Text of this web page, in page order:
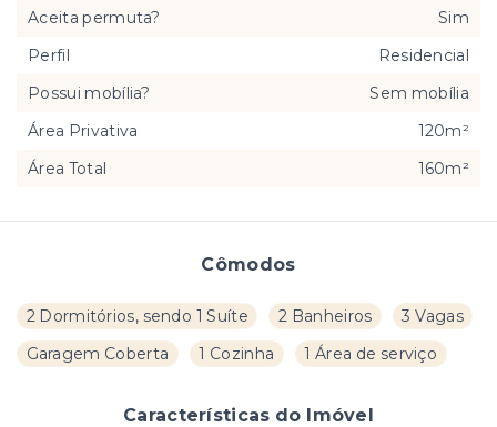
Cômodos
2 Dormitórios, sendo 1 Suíte 2 Banheiros
3 Vagas
Garagem Coberta
1 Cozinha 1 Área de serviço
Características do Imóvel
Aceita permuta?
Sim
Perfil
Residencial
Possui mobília?
Sem mobília
Área Privativa
120m²
Área Total
160m²